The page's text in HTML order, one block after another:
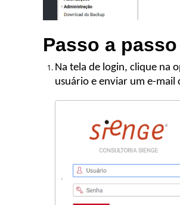
Passo a passo
Na tela de login, clique na
usuário e enviar um e-mail